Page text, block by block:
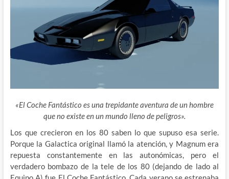
«El Coche Fantástico es una trepidante aventura de un hombre
que no existe en un mundo lleno de peligros».
Los que crecieron en los 80 saben lo que supuso esa serie.
Porque la Galactica original llamó la atención, y Magnum era
repuesta constantemente en las autonómicas, pero el
verdadero bombazo de la tele de los 80 (dejando de lado al